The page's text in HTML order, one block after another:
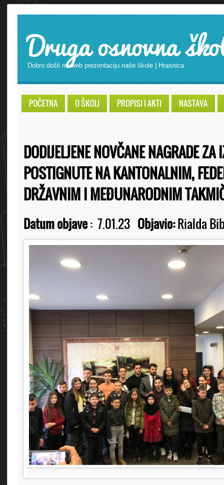
Druga osnovna
Dobro došli na web prezentaciju naše škole | Hrasnica
POČETNA O ŠKOLI PROPISI I AKTI NASTAVA
DODIJELJENE NOVČANE NAGRADE ZA
POSTIGNUTE NA KANTONALNIM,
DRŽAVNIM I MEĐUNARODNIM
Datum objave: 7.01.23 Objavio:Rialda